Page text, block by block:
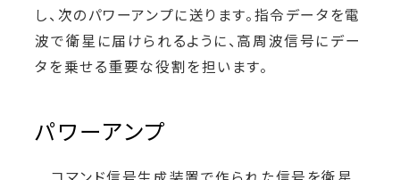
し、次のパワーアンプに送ります。指令データを電
波で衛星に届けられるように、高周波信号にデー
タを乗せる重要な役割を担います。
パワーアンプ